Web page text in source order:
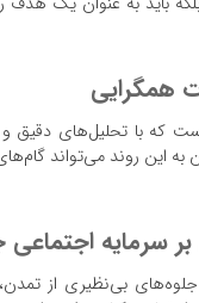
همگرایی
که با تحلیل‌های
به این روند می‌تواند
سرمایه اجتماعی
بی‌نظیری از